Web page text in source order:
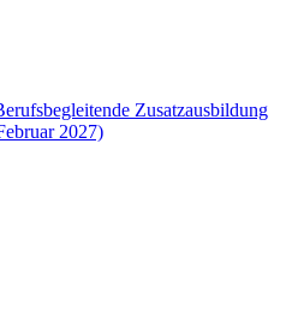
Zusatzausbildung
2027)